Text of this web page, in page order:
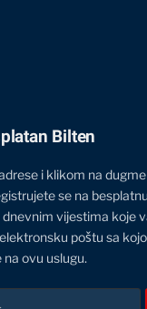
Bilten
i klikom na
se na
vijestima koje
poštu sa
ovu uslugu.